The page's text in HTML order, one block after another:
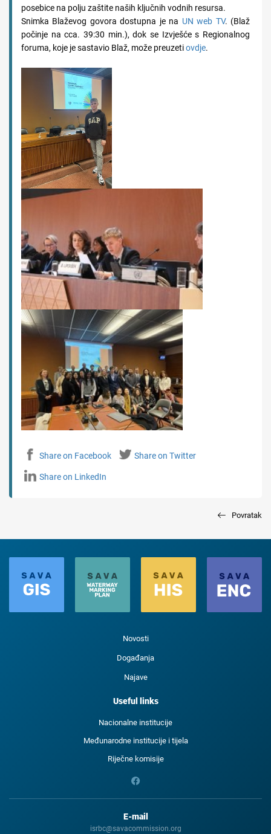
posebice na polju zaštite naših ključnih vodnih resursa.
Snimka Blaževog govora dostupna je na UN web TV. (Blaž
počinje na cca. 39:30 min.), dok se Izvješće s Regionalnog
foruma, koje je sastavio Blaž, može preuzetiovdje.
Share on Facebook Share on Twitter
Share on LinkedIn
Povratak
Novosti
Događanja
Najave
Useful links
Nacionalne institucije
Međunarodne institucije i tijela
Riječne komisije
E-mail
isrbc@savacommission.org